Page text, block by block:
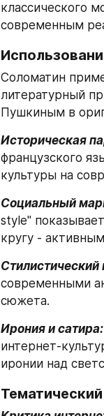
классического
современным
Соломатин
литературный
Пушкиным в
Историческая
французского
культуры на
Социальный
style"
кругу -
Стилистический
современными
сюжета.
Ирония и сатира:
интернет-
иронии над